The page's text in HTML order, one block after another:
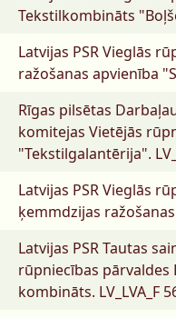
Tekstilkombināts
Latvijas PSR Vieglās
ražošanas apvienība
Rīgas pilsētas
komitejas Vietējās
"Tekstilgalantērija".
Latvijas PSR Vieglās
ķemmdzijas
Latvijas PSR Tautas
rūpniecības pārvaldes
kombināts. LV_LVA_F